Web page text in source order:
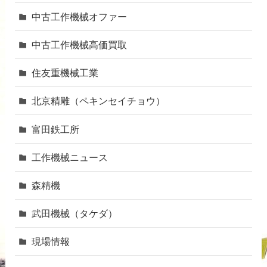
中古工作機械オファー
中古工作機械高価買取
住友重機械工業
北京精雕（ペキンセイチョウ）
富田鉄工所
工作機械ニュース
森精機
武田機械（タケダ）
現場情報